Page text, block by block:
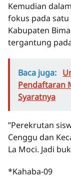
Kemudian
fokus pada
Kabupaten
tergantung
Baca juga:
Pendaftaran
Syaratnya
”Perekrutan
Cenggu dan
La Moci. Jadi
*Kahaba-09